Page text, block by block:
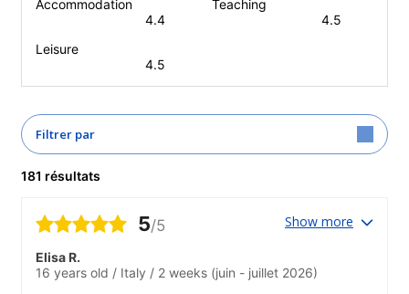
Accommodation
4.4
Teaching
4.5
Leisure
4.5
Filtrer par
181 résultats
5/5 Show more
Elisa R.
16 years old / Italy / 2 weeks (juin - juillet 2026)